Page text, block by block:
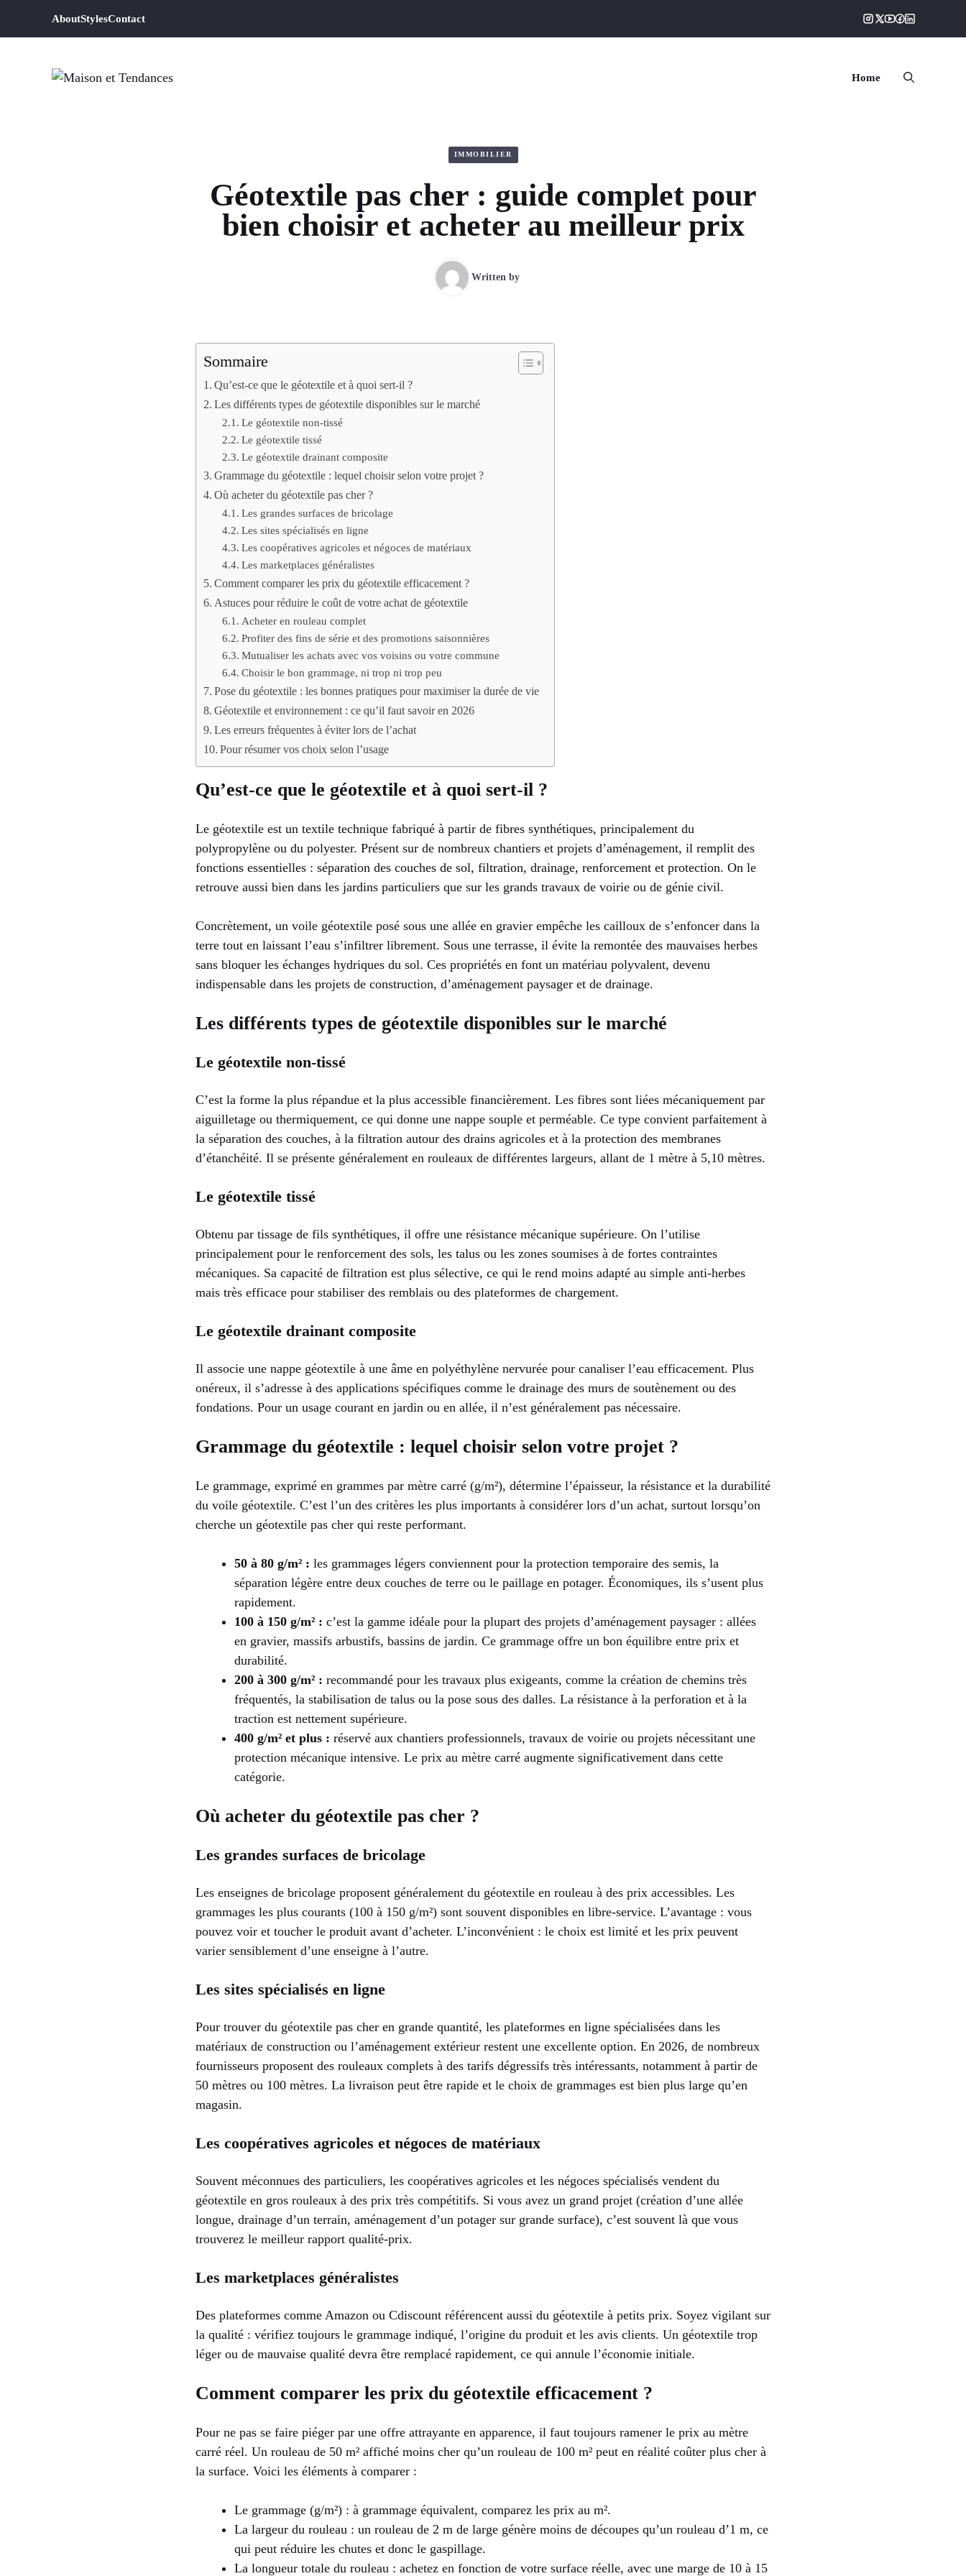
AboutStylesContact
Home
IMMOBILIER
Géotextile pas cher : guide complet pour
bien choisir et acheter au meilleur prix
Written by
Sommaire
Qu’est-ce que le géotextile et à quoi sert-il ?
Les différents types de géotextile disponibles sur le marché
Le géotextile non-tissé
Le géotextile tissé
Le géotextile drainant composite
Grammage du géotextile : lequel choisir selon votre projet ?
Où acheter du géotextile pas cher ?
Les grandes surfaces de bricolage
Les sites spécialisés en ligne
Les coopératives agricoles et négoces de matériaux
Les marketplaces généralistes
Comment comparer les prix du géotextile efficacement ?
Astuces pour réduire le coût de votre achat de géotextile
Acheter en rouleau complet
Profiter des fins de série et des promotions saisonnières
Mutualiser les achats avec vos voisins ou votre commune
Choisir le bon grammage, ni trop ni trop peu
Pose du géotextile : les bonnes pratiques pour maximiser la durée de vie
Géotextile et environnement : ce qu’il faut savoir en 2026
Les erreurs fréquentes à éviter lors de l’achat
Pour résumer vos choix selon l’usage
Qu’est-ce que le géotextile et à quoi sert-il ?
Le géotextile est un textile technique fabriqué à partir de fibres synthétiques, principalement du
polypropylène ou du polyester. Présent sur de nombreux chantiers et projets d’aménagement, il remplit des
fonctions essentielles : séparation des couches de sol, filtration, drainage, renforcement et protection. On le
retrouve aussi bien dans les jardins particuliers que sur les grands travaux de voirie ou de génie civil.
Concrètement, un voile géotextile posé sous une allée en gravier empêche les cailloux de s’enfoncer dans la
terre tout en laissant l’eau s’infiltrer librement. Sous une terrasse, il évite la remontée des mauvaises herbes
sans bloquer les échanges hydriques du sol. Ces propriétés en font un matériau polyvalent, devenu
indispensable dans les projets de construction, d’aménagement paysager et de drainage.
Les différents types de géotextile disponibles sur le marché
Le géotextile non-tissé
C’est la forme la plus répandue et la plus accessible financièrement. Les fibres sont liées mécaniquement par
aiguilletage ou thermiquement, ce qui donne une nappe souple et perméable. Ce type convient parfaitement à
la séparation des couches, à la filtration autour des drains agricoles et à la protection des membranes
d’étanchéité. Il se présente généralement en rouleaux de différentes largeurs, allant de 1 mètre à 5,10 mètres.
Le géotextile tissé
Obtenu par tissage de fils synthétiques, il offre une résistance mécanique supérieure. On l’utilise
principalement pour le renforcement des sols, les talus ou les zones soumises à de fortes contraintes
mécaniques. Sa capacité de filtration est plus sélective, ce qui le rend moins adapté au simple anti-herbes
mais très efficace pour stabiliser des remblais ou des plateformes de chargement.
Le géotextile drainant composite
Il associe une nappe géotextile à une âme en polyéthylène nervurée pour canaliser l’eau efficacement. Plus
onéreux, il s’adresse à des applications spécifiques comme le drainage des murs de soutènement ou des
fondations. Pour un usage courant en jardin ou en allée, il n’est généralement pas nécessaire.
Grammage du géotextile : lequel choisir selon votre projet ?
Le grammage, exprimé en grammes par mètre carré (g/m²), détermine l’épaisseur, la résistance et la durabilité
du voile géotextile. C’est l’un des critères les plus importants à considérer lors d’un achat, surtout lorsqu’on
cherche un géotextile pas cher qui reste performant.
50 à 80 g/m² : les grammages légers conviennent pour la protection temporaire des semis, la
séparation légère entre deux couches de terre ou le paillage en potager. Économiques, ils s’usent plus
rapidement.
100 à 150 g/m² : c’est la gamme idéale pour la plupart des projets d’aménagement paysager : allées
en gravier, massifs arbustifs, bassins de jardin. Ce grammage offre un bon équilibre entre prix et
durabilité.
200 à 300 g/m² : recommandé pour les travaux plus exigeants, comme la création de chemins très
fréquentés, la stabilisation de talus ou la pose sous des dalles. La résistance à la perforation et à la
traction est nettement supérieure.
400 g/m² et plus : réservé aux chantiers professionnels, travaux de voirie ou projets nécessitant une
protection mécanique intensive. Le prix au mètre carré augmente significativement dans cette
catégorie.
Où acheter du géotextile pas cher ?
Les grandes surfaces de bricolage
Les enseignes de bricolage proposent généralement du géotextile en rouleau à des prix accessibles. Les
grammages les plus courants (100 à 150 g/m²) sont souvent disponibles en libre-service. L’avantage : vous
pouvez voir et toucher le produit avant d’acheter. L’inconvénient : le choix est limité et les prix peuvent
varier sensiblement d’une enseigne à l’autre.
Les sites spécialisés en ligne
Pour trouver du géotextile pas cher en grande quantité, les plateformes en ligne spécialisées dans les
matériaux de construction ou l’aménagement extérieur restent une excellente option. En 2026, de nombreux
fournisseurs proposent des rouleaux complets à des tarifs dégressifs très intéressants, notamment à partir de
50 mètres ou 100 mètres. La livraison peut être rapide et le choix de grammages est bien plus large qu’en
magasin.
Les coopératives agricoles et négoces de matériaux
Souvent méconnues des particuliers, les coopératives agricoles et les négoces spécialisés vendent du
géotextile en gros rouleaux à des prix très compétitifs. Si vous avez un grand projet (création d’une allée
longue, drainage d’un terrain, aménagement d’un potager sur grande surface), c’est souvent là que vous
trouverez le meilleur rapport qualité-prix.
Les marketplaces généralistes
Des plateformes comme Amazon ou Cdiscount référencent aussi du géotextile à petits prix. Soyez vigilant sur
la qualité : vérifiez toujours le grammage indiqué, l’origine du produit et les avis clients. Un géotextile trop
léger ou de mauvaise qualité devra être remplacé rapidement, ce qui annule l’économie initiale.
Comment comparer les prix du géotextile efficacement ?
Pour ne pas se faire piéger par une offre attrayante en apparence, il faut toujours ramener le prix au mètre
carré réel. Un rouleau de 50 m² affiché moins cher qu’un rouleau de 100 m² peut en réalité coûter plus cher à
la surface. Voici les éléments à comparer :
Le grammage (g/m²) : à grammage équivalent, comparez les prix au m².
La largeur du rouleau : un rouleau de 2 m de large génère moins de découpes qu’un rouleau d’1 m, ce
qui peut réduire les chutes et donc le gaspillage.
La longueur totale du rouleau : achetez en fonction de votre surface réelle, avec une marge de 10 à 15